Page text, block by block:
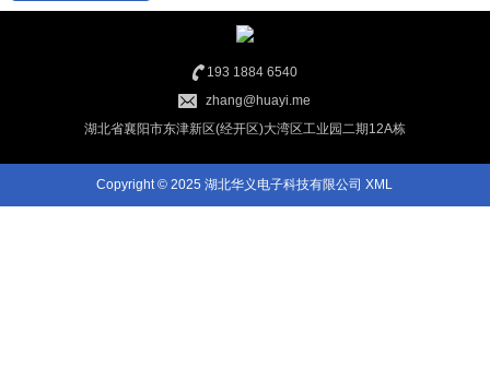
193 1884 6540
zhang@huayi.me
湖北省襄阳市东津新区(经开区)大湾区工业园二期12A栋
Copyright © 2025 湖北华义电子科技有限公司XML